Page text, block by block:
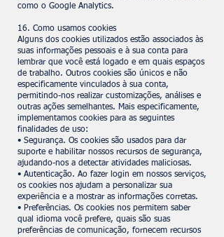
como o Google Analytics.
16. Como usamos cookies
Alguns dos cookies utilizados estão associados às
suas informações pessoais e à sua conta para
lembrar que você está logado e em quais espaços
de trabalho. Outros cookies são únicos e não
especificamente vinculados à sua conta,
permitindo-nos realizar customizações, análises e
outras ações semelhantes. Mais especificamente,
implementamos cookies para as seguintes
finalidades de uso:
• Segurança. Os cookies são usados para dar
suporte e habilitar nossos recursos de segurança,
ajudando-nos a detectar atividades maliciosas.
• Autenticação. Ao fazer login em nossos serviços,
os cookies nos ajudam a personalizar sua
experiência e a mostrar as informações corretas.
• Preferências. Os cookies nos permitem saber
qual idioma você prefere, quais são suas
preferências de comunicação, fornecem recursos